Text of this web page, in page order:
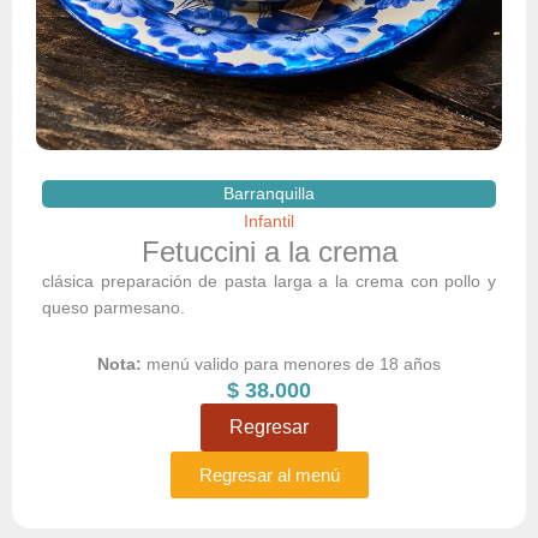
Barranquilla
Infantil
Fetuccini a la crema
clásica preparación de pasta larga a la crema con pollo y
queso parmesano.
Nota: menú valido para menores de 18 años
$ 38.000
Regresar
Regresar al menú